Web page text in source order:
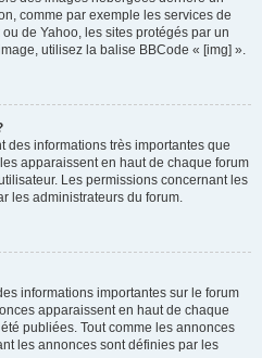
comme par exemple les services de
de Yahoo, les sites protégés par un
utilisez la balise BBCode « [img] ».
des informations très importantes que
apparaissent en haut de chaque forum
Les permissions concernant les
les administrateurs du forum.
informations importantes sur le forum
apparaissent en haut de chaque
publiées. Tout comme les annonces
les annonces sont définies par les